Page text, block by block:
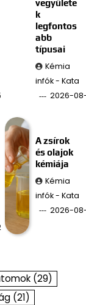
vegyülete
k
legfontos
abb
típusai
Kémia
infók - Kata
2026-
A zsírok
és olajok
kémiája
Kémia
infók - Kata
2026-
(29)
(21)